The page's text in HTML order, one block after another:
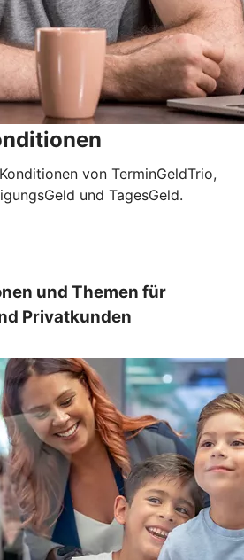
von TerminGeldTrio,
und TagesGeld.
und Themen für
Privatkunden